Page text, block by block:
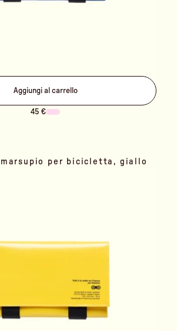
Aggiungi al carrello
45 €
marsupio per bicicletta, giallo